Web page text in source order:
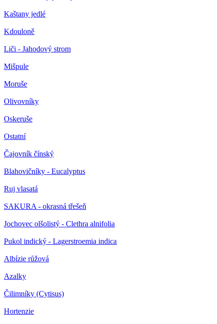
Kaštany jedlé
Kdouloně
Liči - Jahodový strom
Mišpule
Moruše
Olivovníky
Oskeruše
Ostatní
Čajovník čínský
Blahovičníky - Eucalyptus
Ruj vlasatá
SAKURA - okrasná třešeň
Jochovec olšolistý - Clethra alnifolia
Pukol indický - Lagerstroemia indica
Albízie růžová
Azalky
Čilimníky (Cytisus)
Hortenzie